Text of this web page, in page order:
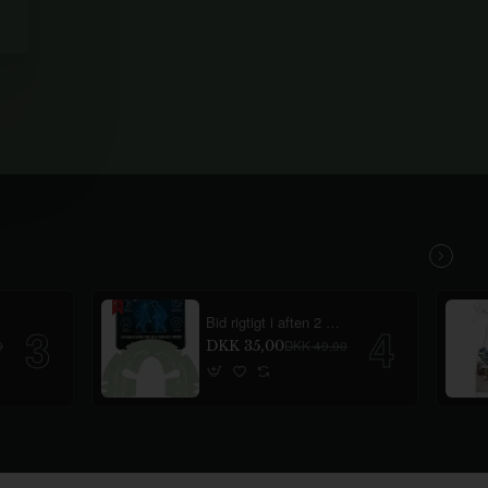
Bid rigtigt i aften 2 Glow
DKK 35,00